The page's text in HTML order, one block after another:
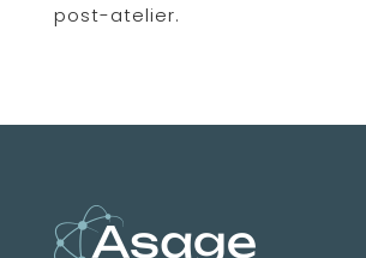
post-atelier.